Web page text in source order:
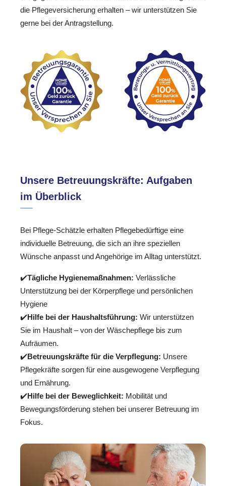
die Pflegeversicherung erhalten – wir unterstützen Sie
gerne bei der Antragstellung.
Unsere Betreuungskräfte: Aufgaben
im Überblick
Bei Pflege-Schätzle erhalten Pflegebedürftige eine
individuelle Betreuung, die sich an ihre speziellen
Wünsche anpasst und Angehörige im Alltag unterstützt.
✔️Tägliche Hygienemaßnahmen: Verlässliche
Unterstützung bei der Körperpflege und persönlichen
Hygiene
✔️Hilfe bei der Haushaltsführung: Wir unterstützen
Sie im Haushalt – von der Wäschepflege bis zum
Aufräumen.
✔️Betreuungskräfte für die Verpflegung: Unsere
Pflegekräfte sorgen für eine ausgewogene Verpflegung
und Ernährung.
✔️Hilfe bei der Beweglichkeit: Mobilität und
Bewegungsförderung stehen bei unserer Betreuung im
Fokus.